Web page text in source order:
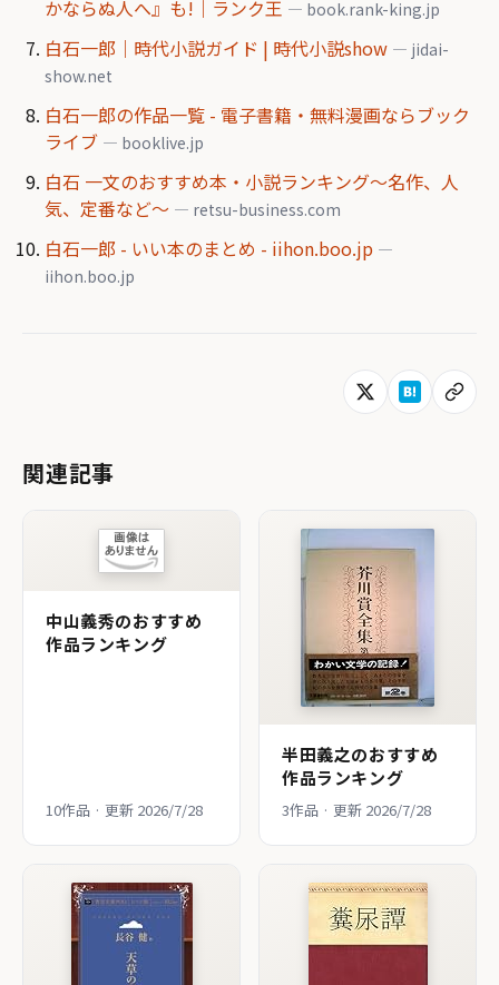
かならぬ人へ』も!｜ランク王 — book.rank-king.jp
白石一郎｜時代小説ガイド | 時代小説show — jidai-
show.net
白石一郎の作品一覧 - 電子書籍・無料漫画ならブック
ライブ — booklive.jp
白石 一文のおすすめ本・小説ランキング〜名作、人
気、定番など〜 — retsu-business.com
白石一郎 - いい本のまとめ - iihon.boo.jp —
iihon.boo.jp
関連記事
中山義秀のおすすめ
作品ランキング
10作品 · 更新 2026/7/28
半田義之のおすすめ
作品ランキング
3作品 · 更新 2026/7/28